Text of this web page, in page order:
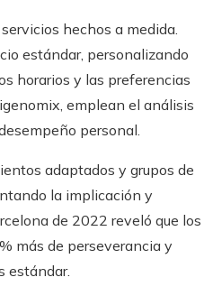
hechos a medida.
estándar, personalizando
horarios y las preferencias
emplean el análisis
personal.
adaptados y grupos de
la implicación y
de 2022 reveló que los
más de perseverancia y
estándar.